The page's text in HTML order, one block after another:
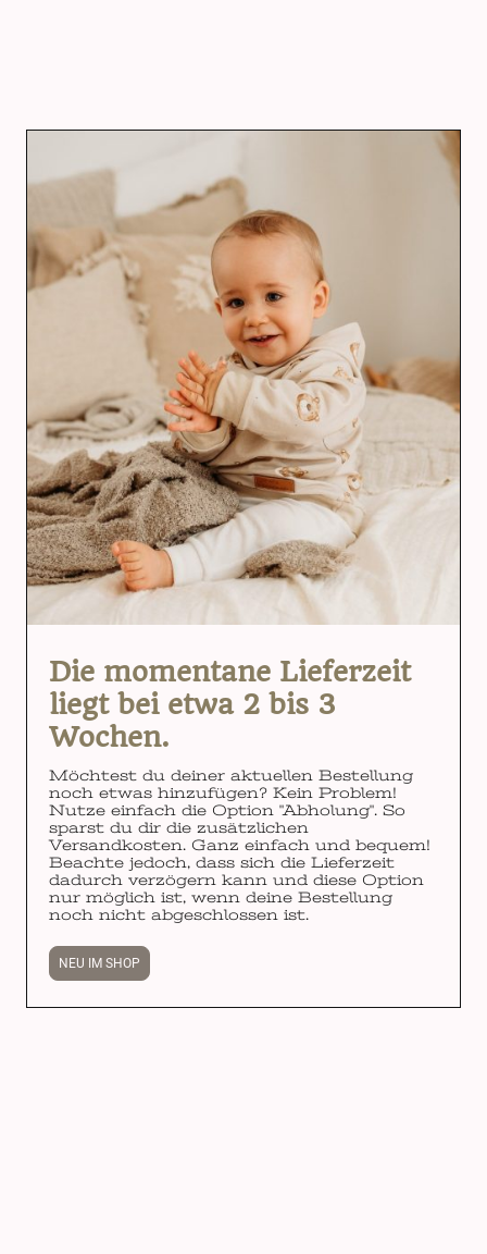
Die momentane Lieferzeit
liegt bei etwa 2 bis 3
Wochen.
Möchtest du deiner aktuellen Bestellung
noch etwas hinzufügen? Kein Problem!
Nutze einfach die Option "Abholung". So
sparst du dir die zusätzlichen
Versandkosten. Ganz einfach und bequem!
Beachte jedoch, dass sich die Lieferzeit
dadurch verzögern kann und diese Option
nur möglich ist, wenn deine Bestellung
noch nicht abgeschlossen ist.
NEU IM SHOP